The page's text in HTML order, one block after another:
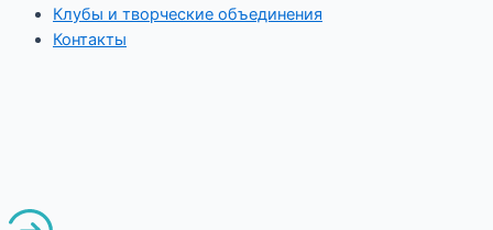
Клубы и творческие объединения
Контакты